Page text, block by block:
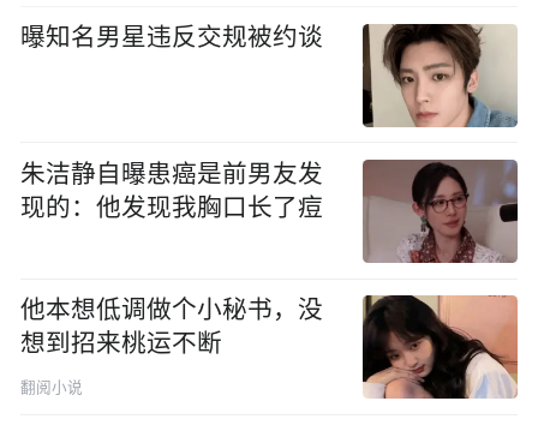
曝知名男星违反交规被约谈
朱洁静自曝患癌是前男友发
现的：他发现我胸口长了痘
他本想低调做个小秘书，没
想到招来桃运不断
翻阅小说